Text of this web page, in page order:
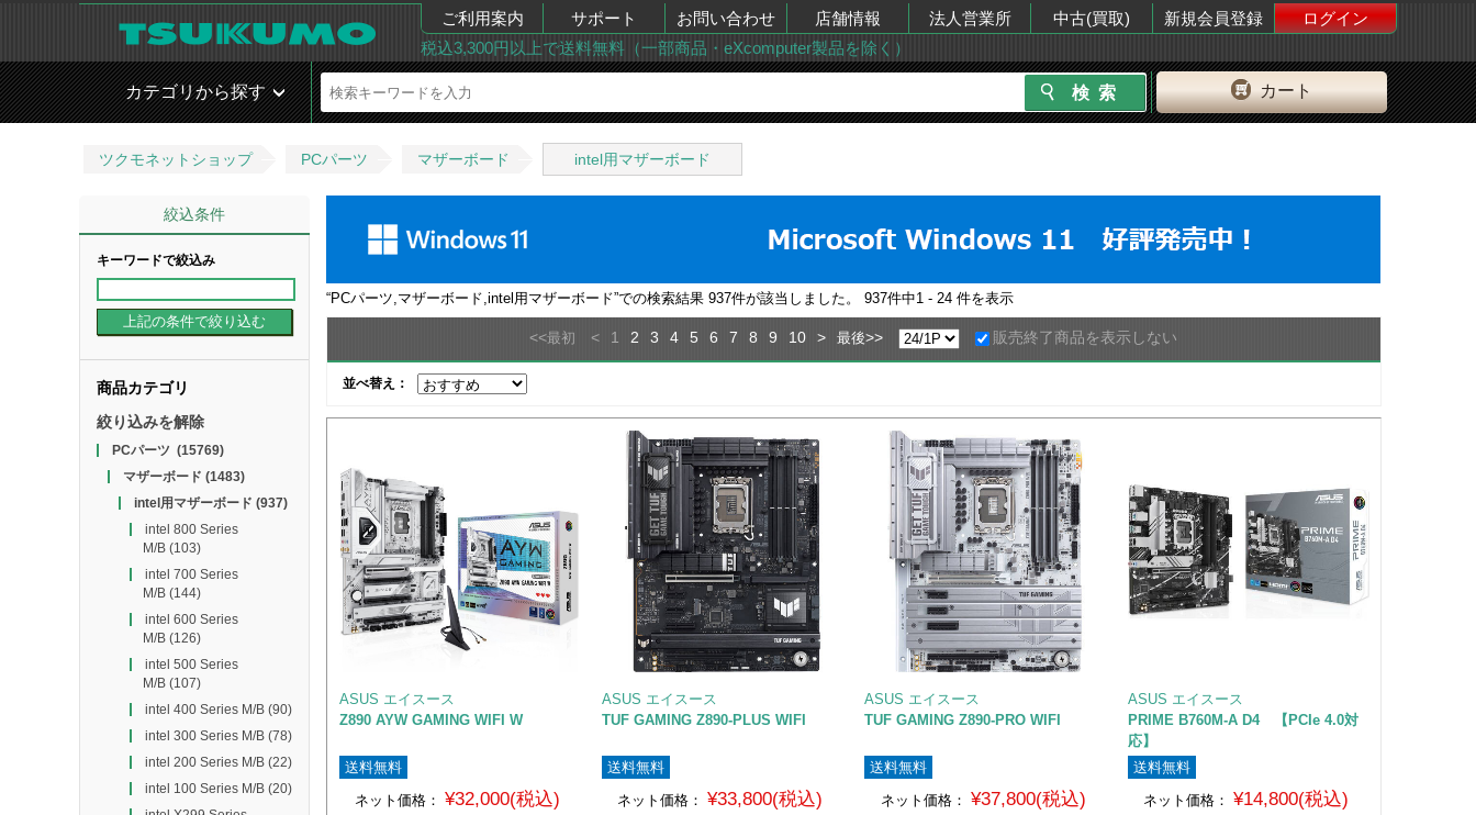
ご利用案内 サポート お問い合わせ 店舗情報 法人営業所 中古(買取) 新規会員登録
ログイン
税込3,300円以上で送料無料（一部商品・eXcomputer製品を除く）
カート
カテゴリから探す
ツクモネットショップ PCパーツ マザーボード intel用マザーボード
絞込条件
キーワードで絞込み
商品カテゴリ
絞り込みを解除
PCパーツ (15769)
マザーボード (1483)
intel用マザーボード (937)
intel 800 Series
M/B(103)
intel 700 Series
M/B(144)
intel 600 Series
M/B(126)
intel 500 Series
M/B(107)
intel 400 Series M/B(90)
intel 300 Series M/B(78)
intel 200 Series M/B(22)
intel 100 Series M/B(20)
“PCパーツ,マザーボード,intel用マザーボード”での検索結果 937件が該当しました。 937件中1 - 24 件を表示
<<最初 < 1 2 3 4 5 6 7 8 9 10 > 最後>> 販売終了商品を表示しない
並べ替え：
ASUS エイスース
Z890 AYW GAMING WIFI W
送料無料
ネット価格：
¥32,000(税込)
ASUS エイスース
TUF GAMING Z890-PLUS WIFI
送料無料
ネット価格：
¥33,800(税込)
ASUS エイスース
TUF GAMING Z890-PRO WIFI
送料無料
ネット価格： ¥37,800(税込)
ASUS エイスース
PRIME B760M-A D4 【PCIe 4.0対
応】
送料無料
ネット価格： ¥14,800(税込)